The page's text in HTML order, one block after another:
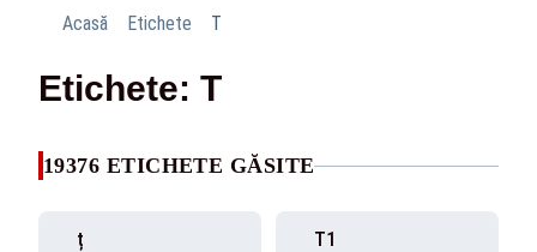
Acasă Etichete T
Etichete: T
19376 ETICHETE GĂSITE
ț T1